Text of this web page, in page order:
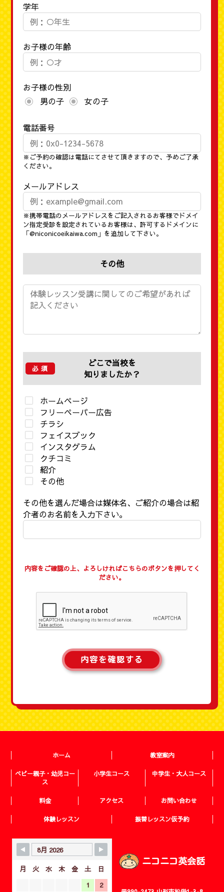
学年
お子様の年齢
お子様の性別
男の子
女の子
電話番号
※ご予約の確認は電話にてさせて頂きますので、予めご了承
ください。
メールアドレス
※携帯電話のメールアドレスをご記入されるお客様でドメイ
ン指定受診を設定されているお客様は、許可するドメインに
「@niconicoeikaiwa.com」を追加して下さい。
その他
どこで当校を
知りましたか？
ホームページ
フリーペーパー広告
チラシ
フェイスブック
インスタグラム
クチコミ
紹介
その他
その他を選んだ場合は媒体名、ご紹介の場合は紹
介者のお名前を入力下さい。
内容をご確認の上、よろしければこちらのボタンを押してく
ださい。
ホーム 教室案内
ベビー親子・幼児コー
ス
小学生コース 中学生・大人コース
料金 アクセス お問い合わせ
体験レッスン 振替レッスン仮予約
月 火 水 木 金 土
日
1
2
ニコニコ英会話